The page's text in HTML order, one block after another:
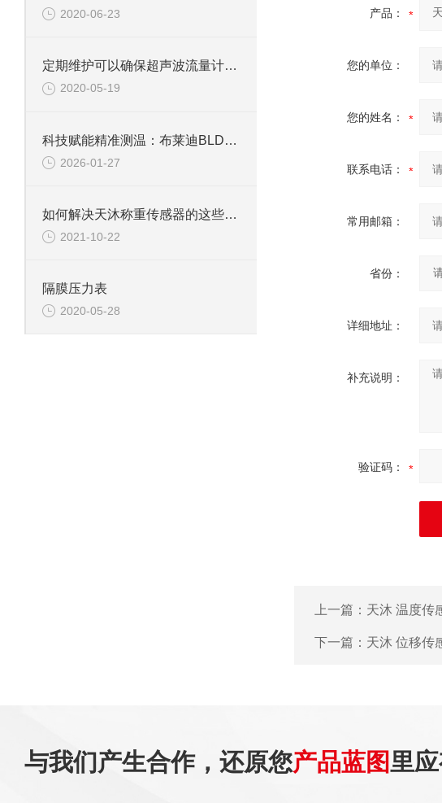
产品：
您的单位：
您的姓名：
联系电话：
常用邮箱：
省份：
详细地址：
补充说明：
验证码：
上一篇： 天沐 温度传
下一篇： 天沐 位移传
2020-06-23
定期维护可以确保超声波流量计的长期稳定运行
2020-05-19
科技赋能精准测温：布莱迪BLD温度计的技术优势揭
2026-01-27
如何解决天沐称重传感器的这些常见故障
2021-10-22
隔膜压力表
2020-05-28
与我们产生合作，还原您产品蓝图里